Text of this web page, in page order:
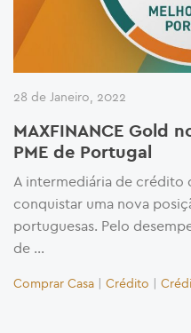
28 de Janeiro, 2022
MAXFINANCE Gold
PME de Portugal
A intermediária de crédito
conquistar uma nova
portuguesas. Pelo
de …
Comprar Casa | Crédito |